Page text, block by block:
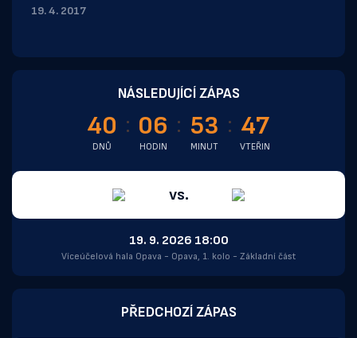
19. 4. 2017
NÁSLEDUJÍCÍ ZÁPAS
40
DNŮ
06
HODIN
53
MINUT
47
VTEŘIN
vs.
19. 9. 2026 18:00
Víceúčelová hala Opava - Opava, 1. kolo - Základní část
PŘEDCHOZÍ ZÁPAS